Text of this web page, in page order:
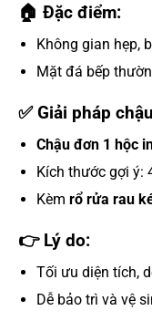
🏠 Đặc điểm:
Không gian hẹp,
Mặt đá bếp
✅ Giải pháp
Chậu đơn 1 hộc
Kích thước gợi ý:
Kèm rổ rửa rau
👉 Lý do:
Tối ưu diện tích,
Dễ bảo trì và vệ